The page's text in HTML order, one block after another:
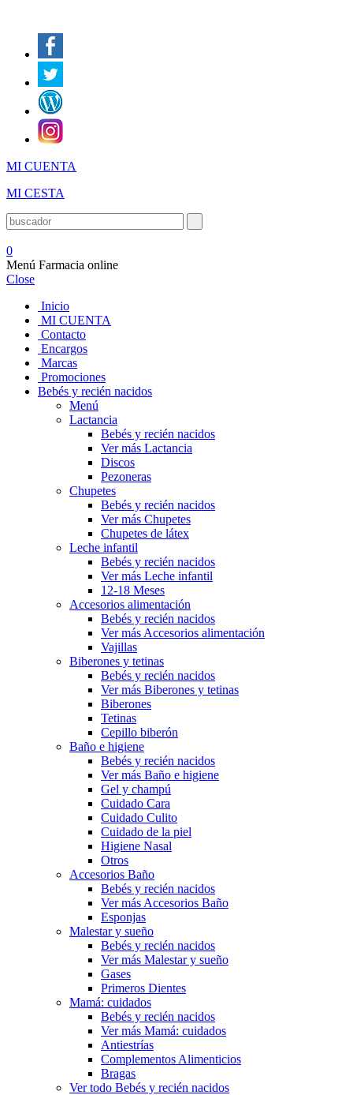
MI CUENTA
MI CESTA
0
Menú Farmacia online
Close
Inicio
MI CUENTA
Contacto
Encargos
Marcas
Promociones
Bebés y recién nacidos
Menú
Lactancia
Bebés y recién nacidos
Ver más Lactancia
Discos
Pezoneras
Chupetes
Bebés y recién nacidos
Ver más Chupetes
Chupetes de látex
Leche infantil
Bebés y recién nacidos
Ver más Leche infantil
12-18 Meses
Accesorios alimentación
Bebés y recién nacidos
Ver más Accesorios alimentación
Vajillas
Biberones y tetinas
Bebés y recién nacidos
Ver más Biberones y tetinas
Biberones
Tetinas
Cepillo biberón
Baño e higiene
Bebés y recién nacidos
Ver más Baño e higiene
Gel y champú
Cuidado Cara
Cuidado Culito
Cuidado de la piel
Higiene Nasal
Otros
Accesorios Baño
Bebés y recién nacidos
Ver más Accesorios Baño
Esponjas
Malestar y sueño
Bebés y recién nacidos
Ver más Malestar y sueño
Gases
Primeros Dientes
Mamá: cuidados
Bebés y recién nacidos
Ver más Mamá: cuidados
Antiestrías
Complementos Alimenticios
Bragas
Ver todo Bebés y recién nacidos